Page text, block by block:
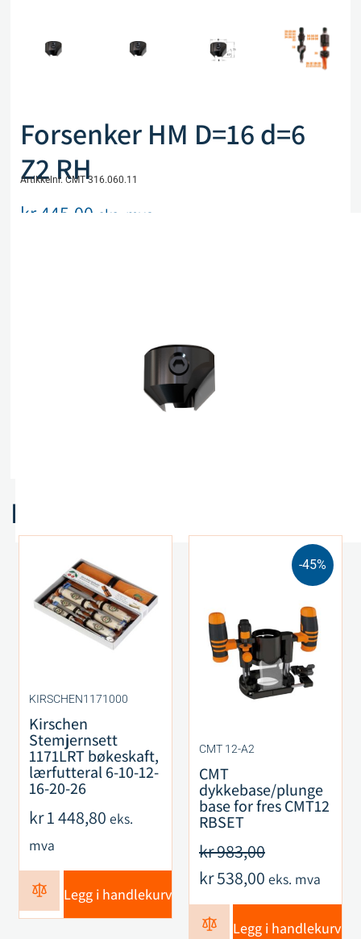
Forsenker HM D=16 d=6
Z2 RH
Artikkelnr. CMT 316.060.11
kr445,00 eks. mva
Legg i ønskeliste
Relaterte produkter
KIRSCHEN1171000
Kirschen
Stemjernsett
1171LRT bøkeskaft,
lærfutteral 6-10-12-
16-20-26
kr1 448,80 eks.
mva
Legg i handlekurv
-45%
CMT 12-A2
CMT
dykkebase/plunge
base for fres CMT12
RBSET
kr983,00
kr538,00 eks. mva
Legg i handlekurv